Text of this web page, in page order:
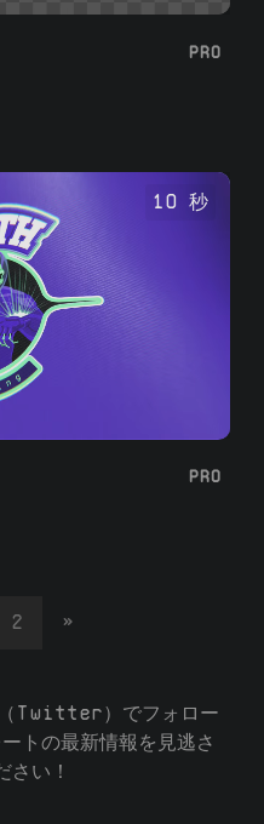
PRO
10 秒
PRO
2 »
Twitter）でフォロー
トの最新情報を見逃さ
さい！